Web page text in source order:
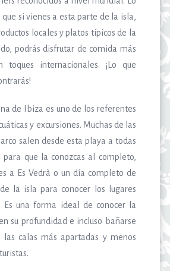
que si vienes a esta parte de la isla,
locales y platos típicos de la
podrás disfrutar de comida más
toques internacionales. ¡Lo que
de Ibiza es uno de los referentes
y excursiones. Muchas de las
salen desde esta playa a todas
que la conozcas al completo,
a Es Vedrà o un día completo de
la isla para conocer los lugares
Es una forma ideal de conocer la
su profundidad e incluso bañarse
las calas más apartadas y menos